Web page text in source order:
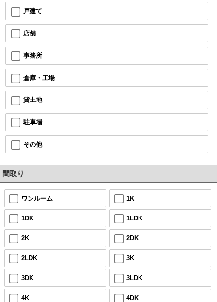
戸建て
店舗
事務所
倉庫・工場
貸土地
駐車場
その他
間取り
ワンルーム 1K
1DK 1LDK
2K 2DK
2LDK 3K
3DK 3LDK
4K 4DK